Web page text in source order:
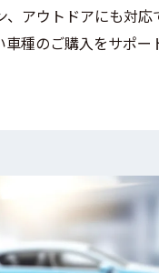
、アウトドアにも対応
車種のご購入をサポー